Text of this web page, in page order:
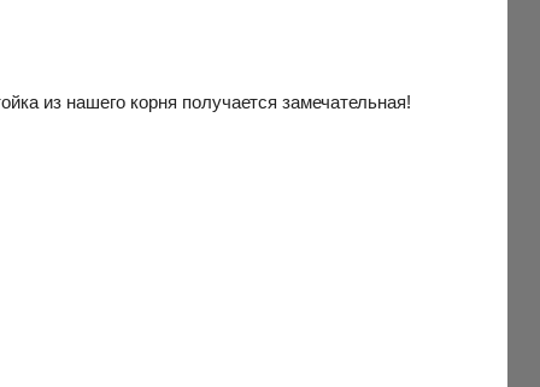
из нашего корня получается замечательная!